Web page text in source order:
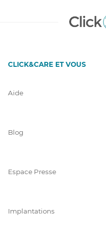
CLICK&CARE ET VOUS
Aide
Blog
Espace Presse
Implantations